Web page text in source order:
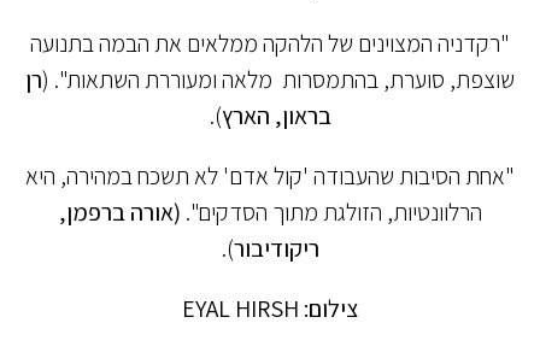
"רקדניה המצוינים של הלהקה ממלאים את הבמה בתנועה
שוצפת, סוערת, בהתמסרות מלאה ומעוררת השתאות". (רן
בראון, הארץ).
"אחת הסיבות שהעבודה 'קול אדם' לא תשכח במהירה, היא
הרלוונטיות, הזולגת מתוך הסדקים". (אורה ברפמן,
ריקודיבור).
צילום: EYAL HIRSH